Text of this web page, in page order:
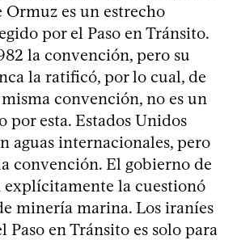
es un estrecho
por el Paso en Tránsito.
la convención, pero su
la ratificó, por lo cual, de
convención, no es un
por esta. Estados Unidos
aguas internacionales, pero
convención. El gobierno de
explícitamente la cuestionó
minería marina. Los iraníes
Paso en Tránsito es solo para